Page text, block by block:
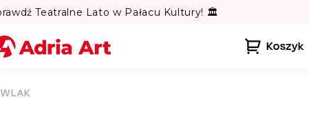
Teatralne Lato w Pałacu Kultury! 🏛️
Koszyk